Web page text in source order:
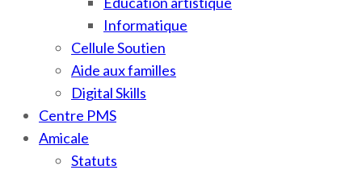
Informatique
Cellule Soutien
Aide aux familles
Digital Skills
Centre PMS
Amicale
Statuts